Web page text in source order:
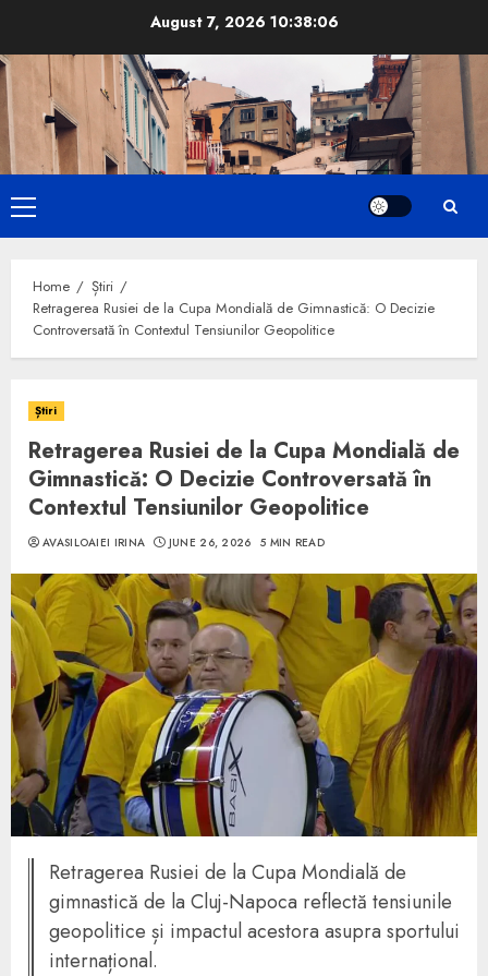
content
August 7, 2026 10:38:08
Primary
Menu
Home
Știri
Retragerea Rusiei de la Cupa Mondială de Gimnastică: O Decizie
Controversată în Contextul Tensiunilor Geopolitice
Știri
Retragerea Rusiei de la Cupa Mondială de
Gimnastică: O Decizie Controversată în
Contextul Tensiunilor Geopolitice
AVASILOAIEI IRINA JUNE 26, 2026 5 MIN READ
Retragerea Rusiei de la Cupa Mondială de
gimnastică de la Cluj-Napoca reflectă tensiunile
geopolitice și impactul acestora asupra sportului
internațional.